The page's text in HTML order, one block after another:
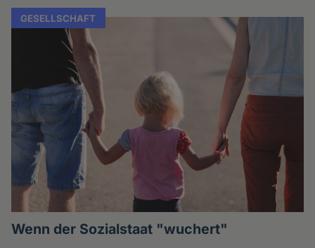
GESELLSCHAFT
Wenn der Sozialstaat "wuchert"